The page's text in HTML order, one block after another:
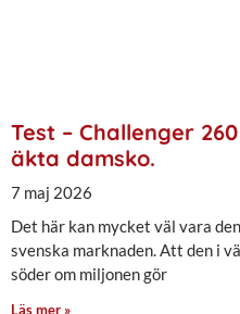
Test – Challenger
äkta damsko.
7 maj 2026
Det här kan mycket väl vara
svenska marknaden. Att den i
söder om miljonen gör
Läs mer »